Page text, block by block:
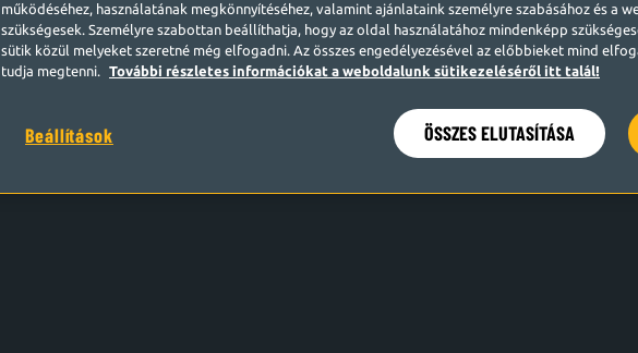
működéséhez, használatának megkönnyítéséhez, valamint ajánlataink személyre szabásához és a
szükségesek. Személyre szabottan beállíthatja, hogy az oldal használatához mindenképp
sütik közül melyeket szeretné még elfogadni. Az összes engedélyezésével az előbbieket mind
tudja megtenni.
További részletes információkat a weboldalunk sütikezeléséről itt talál!
Beállítások ÖSSZES ELUTASÍTÁSA